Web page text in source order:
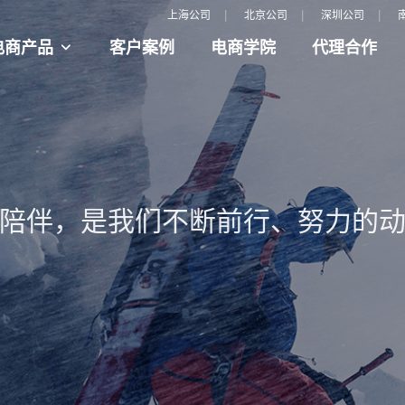
上海公司 北京公司 深圳公司
商产品 客户案例 电商学院 代理合作
伴，是我们不断前行、努力的